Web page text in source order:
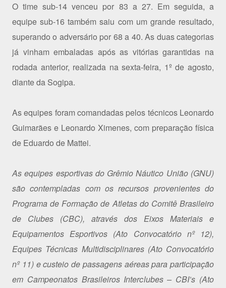
O time sub-14 venceu por 83 a 27. Em seguida, a
equipe sub-16 também saiu com um grande resultado,
superando o adversário por 68 a 40. As duas categorias
já vinham embaladas após as vitórias garantidas na
rodada anterior, realizada na sexta-feira, 1º de agosto,
diante da Sogipa.
As equipes foram comandadas pelos técnicos Leonardo
Guimarães e Leonardo Ximenes, com preparação física
de Eduardo de Mattei.
As equipes esportivas do Grêmio Náutico União (GNU)
são contempladas com os recursos provenientes do
Programa de Formação de Atletas do Comitê Brasileiro
de Clubes (CBC), através dos Eixos Materiais e
Equipamentos Esportivos (Ato Convocatório nº 12),
Equipes Técnicas Multidisciplinares (Ato Convocatório
nº 11) e custeio de passagens aéreas para participação
em Campeonatos Brasileiros Interclubes – CBI’s (Ato